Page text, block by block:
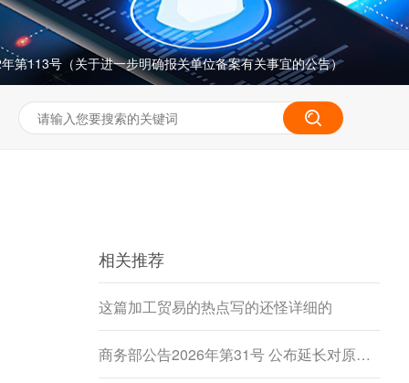
第113号（关于进一步明确报关单位备案有关事宜的公告）
相关推荐
这篇加工贸易的热点写的还怪详细的
商务部公告2026年第31号 公布延长对原产于加拿大的进口豌豆淀粉反倾销调查期限决定